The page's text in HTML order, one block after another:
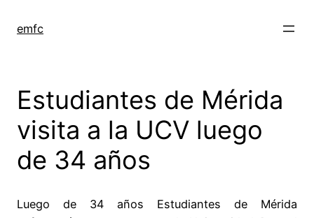
emfc
Estudiantes de Mérida
visita a la UCV luego
de 34 años
Luego de 34 años Estudiantes de Mérida